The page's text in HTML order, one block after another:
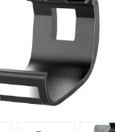
Забыли пароль?